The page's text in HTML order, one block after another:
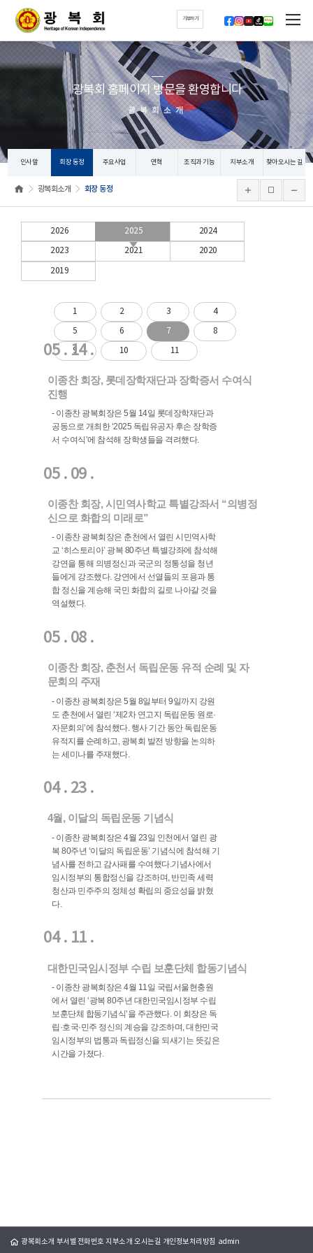
기부하기
광복회 홈페이지 방문을 환영합니다
광복회소개
인사말 회장 동정 주요사업 연혁 조직과 기능 지부소개 찾아오시는 길
광복회소개 회장 동정
2026 2025 2024
2023 2021 2020
2019
1 2 3 4
5 6 7 8
9 10 11
05 . 14 .
이종찬 회장, 롯데장학재단과 장학증서 수여식
진행
- 이종찬 광복회장은 5월 14일 롯데장학재단과
공동으로 개최한 ‘2025 독립유공자 후손 장학증
서 수여식’에 참석해 장학생들을 격려했다.
05 . 09 .
이종찬 회장, 시민역사학교 특별강좌서 “의병정
신으로 화합의 미래로”
- 이종찬 광복회장은 춘천에서 열린 시민역사학
교 ‘히스토리아’ 광복 80주년 특별강좌에 참석해
강연을 통해 의병정신과 국군의 정통성을 청년
들에게 강조했다. 강연에서 선열들의 포용과 통
합 정신을 계승해 국민 화합의 길로 나아갈 것을
역설했다.
05 . 08 .
이종찬 회장, 춘천서 독립운동 유적 순례 및 자
문회의 주재
- 이종찬 광복회장은 5월 8일부터 9일까지 강원
도 춘천에서 열린 ‘제2차 연고지 독립운동 원로·
자문회의’에 참석했다. 행사 기간 동안 독립운동
유적지를 순례하고, 광복회 발전 방향을 논의하
는 세미나를 주재했다.
04 . 23 .
4월, 이달의 독립운동 기념식
- 이종찬 광복회장은 4월 23일 인천에서 열린 광
복 80주년 ‘이달의 독립운동’ 기념식에 참석해 기
념사를 전하고 감사패를 수여했다.기념사에서
임시정부의 통합정신을 강조하며, 반민족 세력
청산과 민주주의 정체성 확립의 중요성을 밝혔
다.
04 . 11 .
대한민국임시정부 수립 보훈단체 합동기념식
- 이종찬 광복회장은 4월 11일 국립서울현충원
에서 열린 ‘광복 80주년 대한민국임시정부 수립
보훈단체 합동기념식’을 주관했다. 이 회장은 독
립·호국·민주 정신의 계승을 강조하며, 대한민국
임시정부의 법통과 독립정신을 되새기는 뜻깊은
시간을 가졌다.
광복회소개 부서별 전화번호 지부소개 오시는길 개인정보처리방침 admin